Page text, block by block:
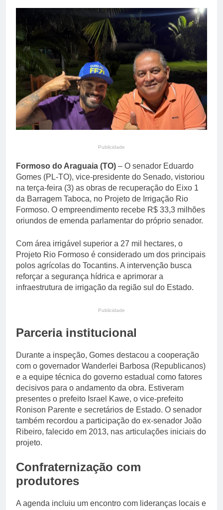
de biodiesel, etanol e
biometano
12 Horas Ago
Kátia Abreu enaltece
legado de Lula em ato
com 300 pessoas no
Jardim Taquari, em
18 Horas Ago
Publicidade
Formoso do Araguaia (TO) – O senador Eduardo
Gomes (PL-TO), vice-presidente do Senado, vistoriou
na terça-feira (3) as obras de recuperação do Eixo 1
da Barragem Taboca, no Projeto de Irrigação Rio
Formoso. O empreendimento recebe R$ 33,3 milhões
oriundos de emenda parlamentar do próprio senador.
Com área irrigável superior a 27 mil hectares, o
Projeto Rio Formoso é considerado um dos principais
polos agrícolas do Tocantins. A intervenção busca
reforçar a segurança hídrica e aprimorar a
infraestrutura de irrigação da região sul do Estado.
Publicidade
Parceria institucional
Durante a inspeção, Gomes destacou a cooperação
com o governador Wanderlei Barbosa (Republicanos)
e a equipe técnica do governo estadual como fatores
decisivos para o andamento da obra. Estiveram
presentes o prefeito Israel Kawe, o vice-prefeito
Ronison Parente e secretários de Estado. O senador
também recordou a participação do ex-senador João
Ribeiro, falecido em 2013, nas articulações iniciais do
projeto.
Confraternização com
produtores
A agenda incluiu um encontro com lideranças locais e